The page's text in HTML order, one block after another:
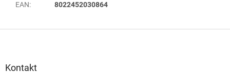
EAN: 8022452030864
Kontakt